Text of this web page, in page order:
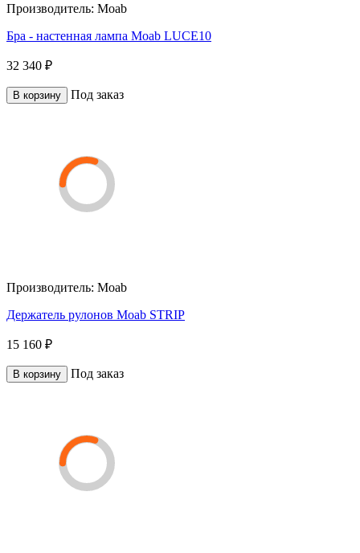
Производитель: Moab
Бра - настенная лампа Moab LUCE10
32 340 ₽
В корзину Под заказ
Производитель: Moab
Держатель рулонов Moab STRIP
15 160 ₽
В корзину Под заказ